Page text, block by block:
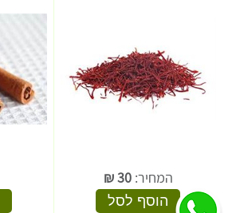
המחיר:30
₪
הוסף לסל